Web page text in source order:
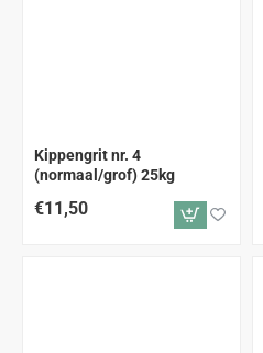
Kippengrit nr. 4
(normaal/grof) 25kg
€11,50